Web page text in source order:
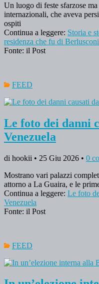
Un luogo di feste sfarzose
internazionali, che aveva
ospiti
Continua a leggere: Storia e
residenza che fu di
Fonte: il Post
FEED
Le foto dei danni
Venezuela
di hookii • 25 Giu 2026 • 0
Mostrano vari palazzi
attorno a La Guaira, e le
Continua a leggere: Le foto
Venezuela
Fonte: il Post
FEED